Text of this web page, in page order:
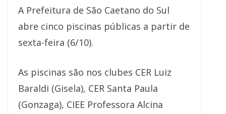
A Prefeitura de São Caetano do Sul
abre cinco piscinas públicas a partir de
sexta-feira (6/10).
As piscinas são nos clubes CER Luiz
Baraldi (Gisela), CER Santa Paula
(Gonzaga), CIEE Professora Alcina